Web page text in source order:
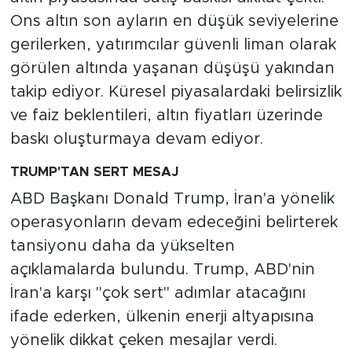
Ons altın son ayların en düşük seviyelerine
gerilerken, yatırımcılar güvenli liman olarak
görülen altında yaşanan düşüşü yakından
takip ediyor. Küresel piyasalardaki belirsizlik
ve faiz beklentileri, altın fiyatları üzerinde
baskı oluşturmaya devam ediyor.
TRUMP'TAN SERT MESAJ
ABD Başkanı Donald Trump, İran'a yönelik
operasyonların devam edeceğini belirterek
tansiyonu daha da yükselten
açıklamalarda bulundu. Trump, ABD'nin
İran'a karşı "çok sert" adımlar atacağını
ifade ederken, ülkenin enerji altyapısına
yönelik dikkat çeken mesajlar verdi.